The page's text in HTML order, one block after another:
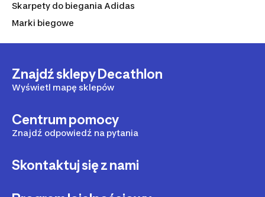
Skarpety do biegania Adidas
Marki biegowe
Znajdź sklepy Decathlon
Wyświetl mapę sklepów
Centrum pomocy
Znajdź odpowiedź na pytania
Skontaktuj się z nami